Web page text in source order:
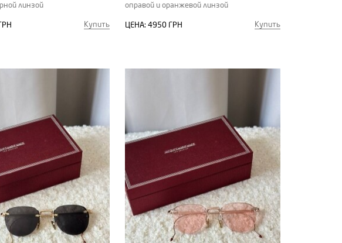
линзой
Купить
оправой и оранжевой линзой
ЦЕНА: 4950 ГРН Купить